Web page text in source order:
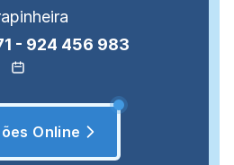
- 924 456 983
Online